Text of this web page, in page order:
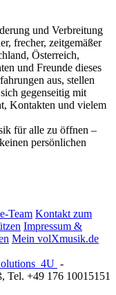
und Verbreitung
frecher, zeitgemäßer
Österreich,
und Freunde dieses
aus, stellen
gegenseitig mit
Kontakten und vielem
für alle zu öffnen –
persönlichen
Team Kontakt zum
Impressum &
Mein volXmusik.de
4U -
, Tel. +49 176 10015151